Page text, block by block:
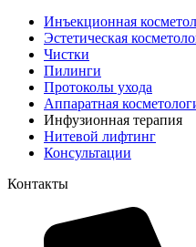
Инъекционная
Эстетическая
Чистки
Пилинги
Протоколы ухода
Аппаратная
Инфузионная терапия
Нитевой лифтинг
Консультации
Контакты